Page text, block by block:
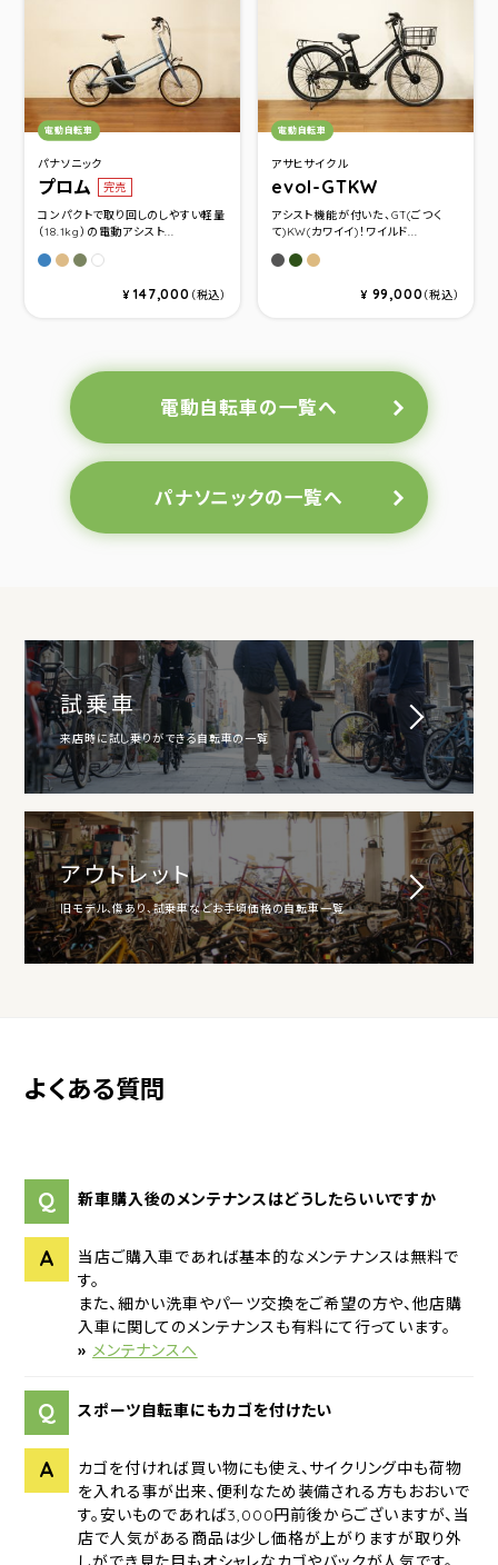
パナソニック
プロム 完売
カテゴリ：
電動自転車
コンパクトで取り回しのしやすい軽量
（18.1kg）の電動アシスト...
パールバイスブルー
ライトフォーンベージュ
マットオリーブ
クリスタルホワイト
¥147,000 （税込）
アサヒサイクル
evol-GTKW
カテゴリ：
電動自転車
アシスト機能が付いた、GT(ごつく
て)KW(カワイイ)！ワイルド...
ツヤケシブラック
ダークカーキ
マットモカベージュ
¥ 99,000（税込）
電動自転車の一覧へ
パナソニックの一覧へ
試乗車
来店時に試し乗りができる自転車の一覧
アウトレット
旧モデル、傷あり、試乗車などお手頃価格の自転車一覧
よくある質問
Q 新車購入後のメンテナンスはどうしたらいいですか
A
当店ご購入車であれば基本的なメンテナンスは無料で
す。
また、細かい洗車やパーツ交換をご希望の方や、他店購
入車に関してのメンテナンスも有料にて行っています。
» メンテナンスへ
Q スポーツ自転車にもカゴを付けたい
A
カゴを付ければ買い物にも使え、サイクリング中も荷物
を入れる事が出来、便利なため装備される方もおおいで
す。安いものであれば3,000円前後からございますが、当
店で人気がある商品は少し価格が上がりますが取り外